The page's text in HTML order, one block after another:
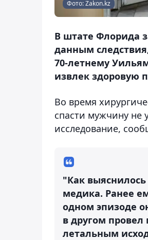
Фото: Zakon.kz
В штате Флорида
данным
70-летнему
извлек здоровую
Во время
спасти мужчину не
исследование,
"Как
медика. Ранее
одном эпизоде
в другом
летальным